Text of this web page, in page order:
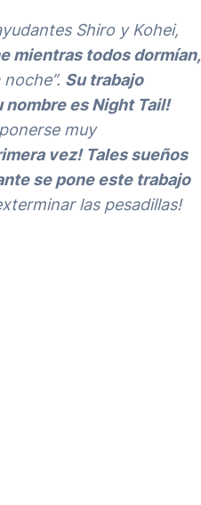
Shiro y Kohei,
mientras todos dormían,
Su trabajo
nombre es Night Tail!
muy
vez! Tales sueños
se pone este trabajo
las pesadillas!